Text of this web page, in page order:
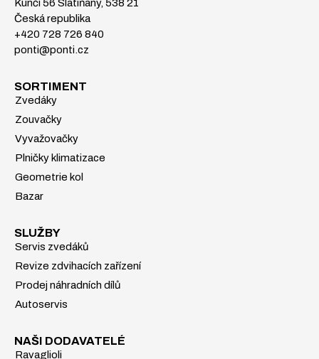
Kunčí 56 Slatiňany, 538 21
Česká republika
+420 728 726 840
ponti@ponti.cz
SORTIMENT
Zvedáky
Zouvačky
Vyvažovačky
Plničky klimatizace
Geometrie kol
Bazar
SLUŽBY
Servis zvedáků
Revize zdvihacích zařízení
Prodej náhradních dílů
Autoservis
NAŠI DODAVATELÉ
Ravaglioli